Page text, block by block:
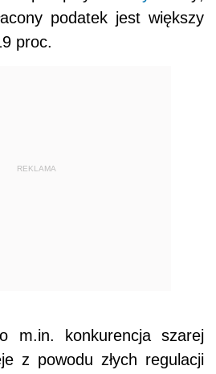
podatek jest większy
proc.
REKLAMA
m.in. konkurencja szarej
z powodu złych regulacji